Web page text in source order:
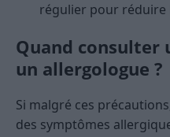
régulier pour réduire
Quand consulter
un allergologue ?
Si malgré ces
des symptômes